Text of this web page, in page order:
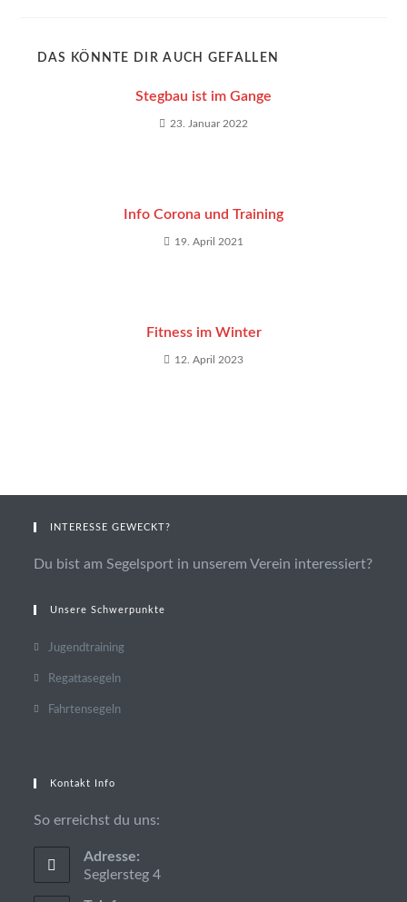
DAS KÖNNTE DIR AUCH GEFALLEN
Stegbau ist im Gange
23. Januar 2022
Info Corona und Training
19. April 2021
Fitness im Winter
12. April 2023
INTERESSE GEWECKT?
Du bist am Segelsport in unserem Verein interessiert?
Unsere Schwerpunkte
Jugendtraining
Regattasegeln
Fahrtensegeln
Kontakt Info
So erreichst du uns:
Adresse:
Seglersteg 4